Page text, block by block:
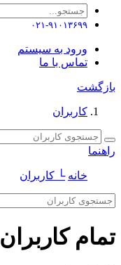
۰۲۱-۹۱۰۱۳۶۹۹
ورود به سیستم
تماس با ما
بازگشت
کاربران
راهنما
خانه └ کاربران
تمام کاربران